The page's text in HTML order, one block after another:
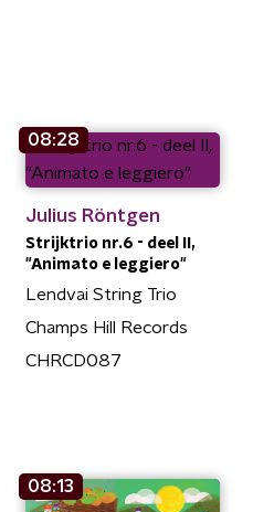
08:28
Julius Röntgen
Strijktrio nr.6 - deel II,
"Animato e leggiero"
Lendvai String Trio
Champs Hill Records
CHRCD087
08:13